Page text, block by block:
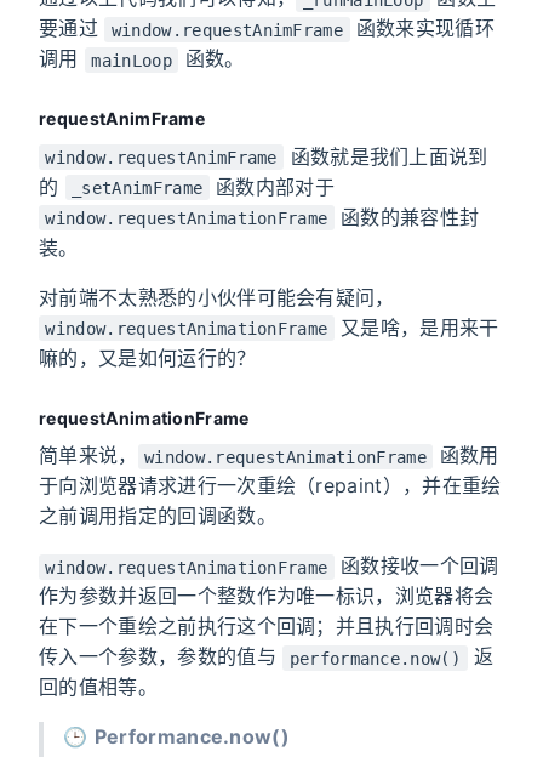
要通过
window.requestAnimFrame
函数来实现循环
调用
mainLoop 函数。
requestAnimFrame
window.requestAnimFrame
函数就是我们上面说到
的
_setAnimFrame 函数内部对于
window.requestAnimationFrame
函数的兼容性封
装。
对前端不太熟悉的小伙伴可能会有疑问，
window.requestAnimationFrame
又是啥，是用来干
嘛的，又是如何运行的？
requestAnimationFrame
简单来说， window.requestAnimationFrame
函数用
于向浏览器请求进行一次重绘（repaint），并在重绘
之前调用指定的回调函数。
window.requestAnimationFrame
函数接收一个回调
作为参数并返回一个整数作为唯一标识，浏览器将会
在下一个重绘之前执行这个回调；并且执行回调时会
传入一个参数，参数的值与
performance.now()
返
回的值相等。
🕒 Performance.now()